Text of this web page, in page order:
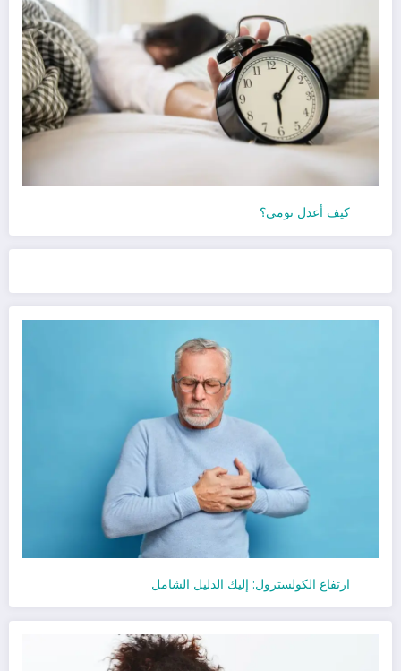
كيف أعدل نومي؟
ارتفاع الكولسترول: إليك الدليل الشامل